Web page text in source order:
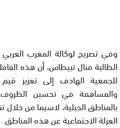
وفي تصريح لوكالة المغرب العربي
الطالبة منال تبيطاس، أن هذه
للجمعية الهادف إلى تعزيز
والمساهمة في تحسين الظروف
بالمناطق الجبلية، لاسيما من
العزلة الاجتماعية عن هذه المناطق.